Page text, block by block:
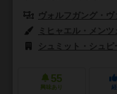
ヴォルフガング・
ミヒャエル・メン
シュミット・シュ
55
興味あり 経